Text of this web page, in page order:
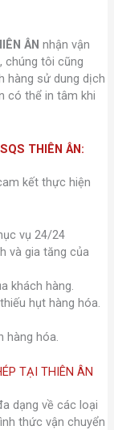
ÂN nhận vận
chúng tôi cũng
hàng sử dung dịch
có thể in tâm khi
THIÊN ÂN:
kết thực hiện
vụ 24/24
và gia tăng của
khách hàng.
hụt hàng hóa.
hàng hóa.
TẠI THIÊN ÂN
dạng về các loại
thức vận chuyển